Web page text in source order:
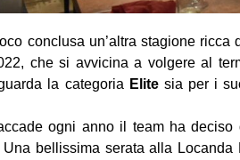
conclusa un’altra stagione
che si avvicina a volgere al
la categoria Elitesia per i
ogni anno il team ha
Una bellissima serata alla